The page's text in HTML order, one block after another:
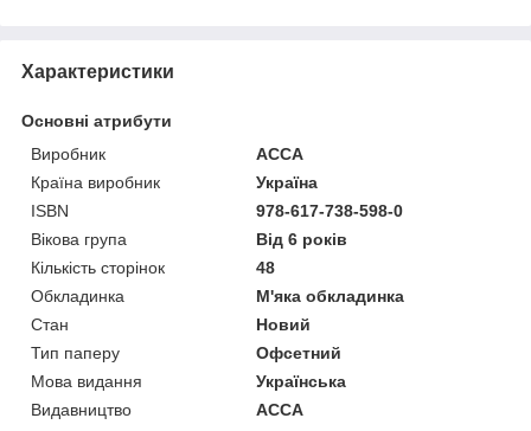
Характеристики
Основні атрибути
Виробник
АССА
Країна виробник
Україна
ISBN
978-617-738-598-0
Вікова група
Від 6 років
Кількість сторінок
48
Обкладинка
М'яка обкладинка
Стан
Новий
Тип паперу
Офсетний
Мова видання
Українська
Видавництво
АССА